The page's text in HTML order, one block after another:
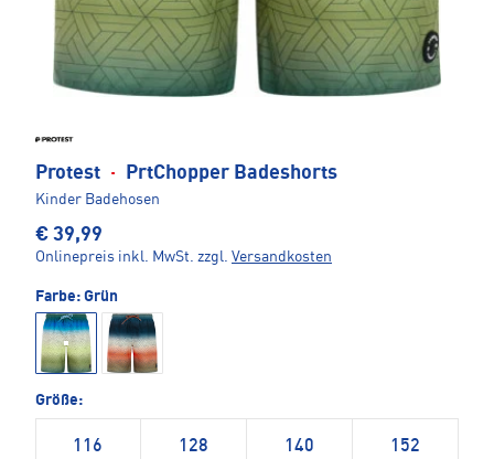
Protest · PrtChopper Badeshorts
Kinder Badehosen
€ 39,99
Onlinepreis inkl. MwSt. zzgl. Versandkosten
Farbe: Grün
Größe:
116 128 140 152